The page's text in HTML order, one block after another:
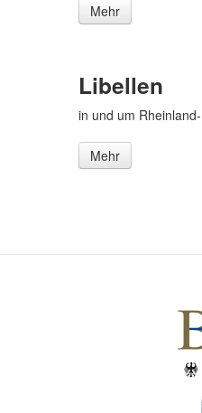
Mehr
Libellen
in und um
Mehr